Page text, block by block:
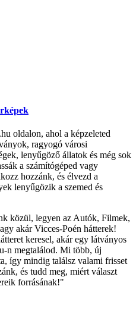
oldalon, ahol a képzeleted
ragyogó városi
lenyűgöző állatok és még sok
a számítógéped vagy
hozzánk, és élvezd a
lenyűgözik a szemed és
közül, legyen az Autók, Filmek,
akár Vicces-Poén hátterek!
keresel, akár egy látványos
n megtalálod. Mi több, új
így mindig találsz valami frisset
és tudd meg, miért választ
forrásának!"